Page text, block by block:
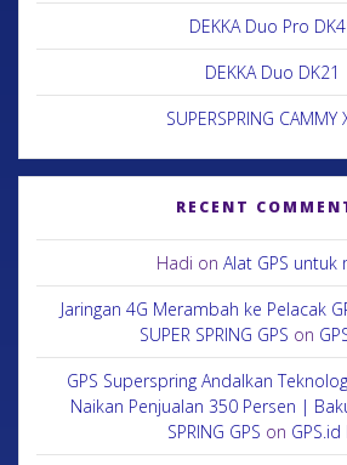
DEKKA Duo Pro
DEKKA Duo DK21
SUPERSPRING CAMMY
RECENT
Hadi on Alat GPS untuk
Jaringan 4G Merambah ke Pelacak
SUPER SPRING GPS on
GPS Superspring Andalkan
Naikan Penjualan 350 Persen |
SPRING GPS on GPS.id